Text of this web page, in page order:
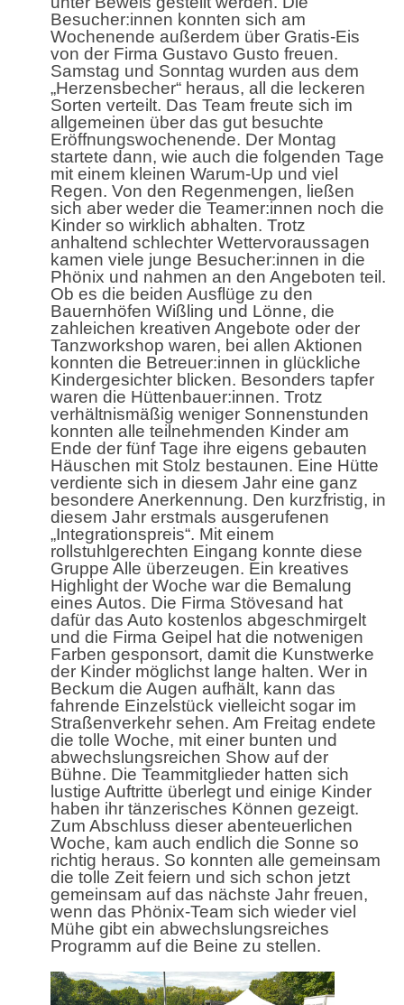
Besucher:innen konnten sich am
Wochenende außerdem über Gratis-Eis
von der Firma Gustavo Gusto freuen.
Samstag und Sonntag wurden aus dem
„Herzensbecher“ heraus, all die leckeren
Sorten verteilt. Das Team freute sich im
allgemeinen über das gut besuchte
Eröffnungswochenende. Der Montag
startete dann, wie auch die folgenden Tage
mit einem kleinen Warum-Up und viel
Regen. Von den Regenmengen, ließen
sich aber weder die Teamer:innen noch die
Kinder so wirklich abhalten. Trotz
anhaltend schlechter Wettervoraussagen
kamen viele junge Besucher:innen in die
Phönix und nahmen an den Angeboten teil.
Ob es die beiden Ausflüge zu den
Bauernhöfen Wißling und Lönne, die
zahleichen kreativen Angebote oder der
Tanzworkshop waren, bei allen Aktionen
konnten die Betreuer:innen in glückliche
Kindergesichter blicken. Besonders tapfer
waren die Hüttenbauer:innen. Trotz
verhältnismäßig weniger Sonnenstunden
konnten alle teilnehmenden Kinder am
Ende der fünf Tage ihre eigens gebauten
Häuschen mit Stolz bestaunen. Eine Hütte
verdiente sich in diesem Jahr eine ganz
besondere Anerkennung. Den kurzfristig, in
diesem Jahr erstmals ausgerufenen
„Integrationspreis“. Mit einem
rollstuhlgerechten Eingang konnte diese
Gruppe Alle überzeugen. Ein kreatives
Highlight der Woche war die Bemalung
eines Autos. Die Firma Stövesand hat
dafür das Auto kostenlos abgeschmirgelt
und die Firma Geipel hat die notwenigen
Farben gesponsort, damit die Kunstwerke
der Kinder möglichst lange halten. Wer in
Beckum die Augen aufhält, kann das
fahrende Einzelstück vielleicht sogar im
Straßenverkehr sehen. Am Freitag endete
die tolle Woche, mit einer bunten und
abwechslungsreichen Show auf der
Bühne. Die Teammitglieder hatten sich
lustige Auftritte überlegt und einige Kinder
haben ihr tänzerisches Können gezeigt.
Zum Abschluss dieser abenteuerlichen
Woche, kam auch endlich die Sonne so
richtig heraus. So konnten alle gemeinsam
die tolle Zeit feiern und sich schon jetzt
gemeinsam auf das nächste Jahr freuen,
wenn das Phönix-Team sich wieder viel
Mühe gibt ein abwechslungsreiches
Programm auf die Beine zu stellen.